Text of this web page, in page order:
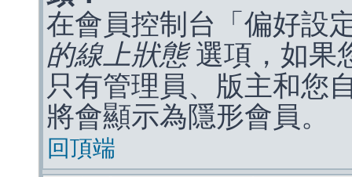
在會員控制台「偏好設
的線上狀態選項，如果
只有管理員、版主和您
將會顯示為隱形會員。
回頂端